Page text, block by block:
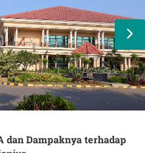
dan Dampaknya terhadap